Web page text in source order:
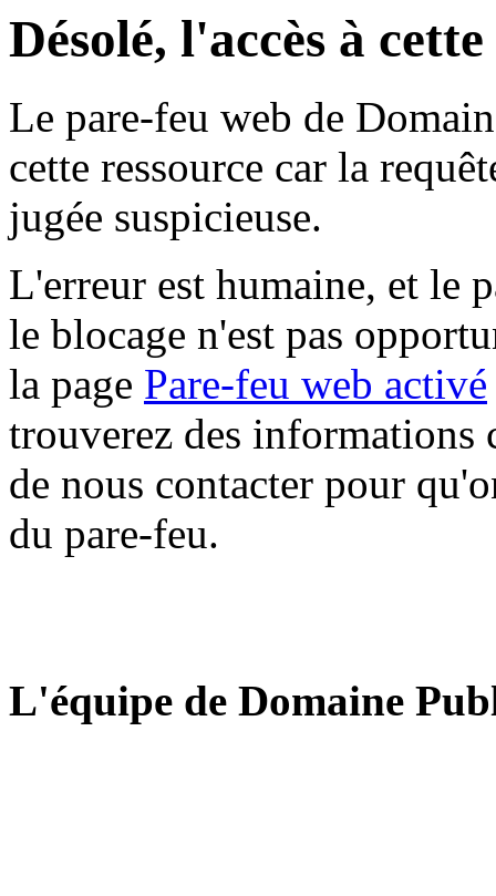
Désolé, l'accès à
Le pare-feu web de
cette ressource car la
jugée suspicieuse.
L'erreur est humaine, et le
le blocage n'est pas
la page Pare-feu web activé
trouverez des informations
de nous contacter pour
du pare-feu.
L'équipe de Domaine